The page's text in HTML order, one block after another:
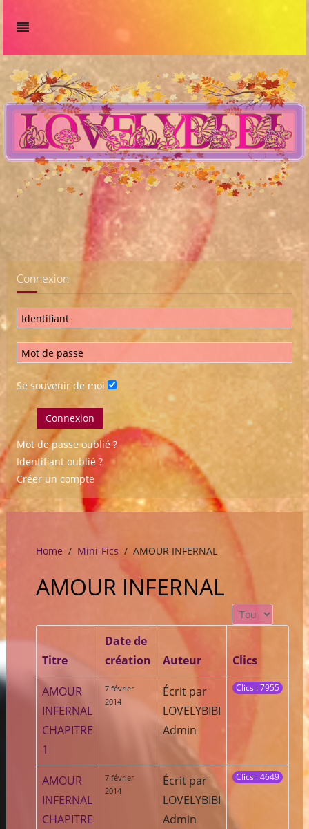
Connexion
Se souvenir de moi
Connexion
Mot de passe oublié ?
Identifiant oublié ?
Créer un compte
Home Mini-Fics AMOUR INFERNAL
AMOUR INFERNAL
Affichage #
Titre
Date de
création
Auteur Clics
AMOUR
INFERNAL
CHAPITRE
1
7 février
2014
Écrit par
LOVELYBIBI
Admin
Clics : 7955
AMOUR
INFERNAL
CHAPITRE
7 février
2014
Écrit par
LOVELYBIBI
Admin
Clics : 4649